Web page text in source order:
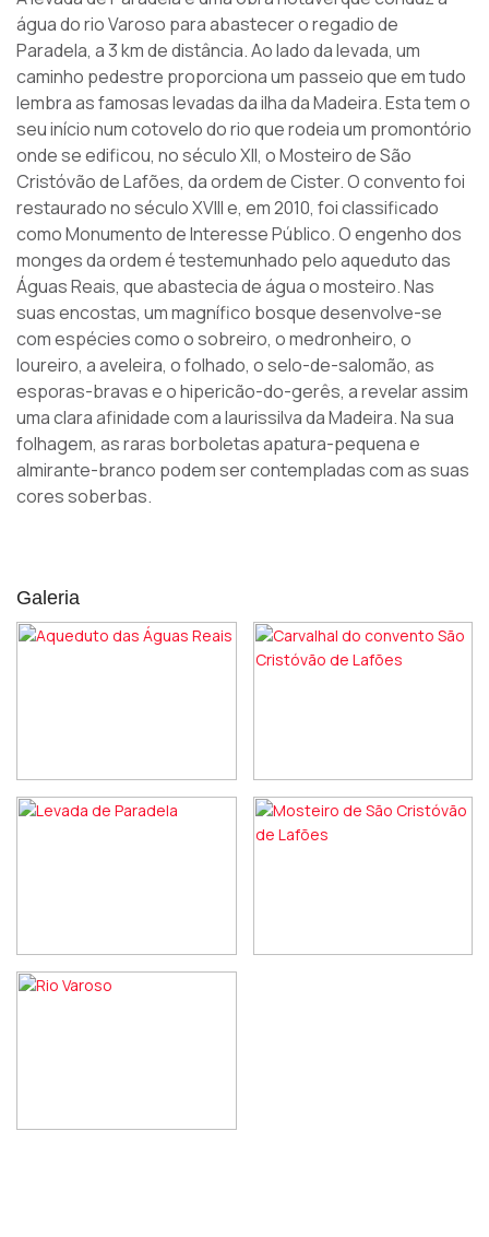
água do rio Varoso para abastecer o regadio de
Paradela, a 3 km de distância. Ao lado da levada, um
caminho pedestre proporciona um passeio que em tudo
lembra as famosas levadas da ilha da Madeira. Esta tem o
seu início num cotovelo do rio que rodeia um promontório
onde se edificou, no século XII, o Mosteiro de São
Cristóvão de Lafões, da ordem de Cister. O convento foi
restaurado no século XVIII e, em 2010, foi classificado
como Monumento de Interesse Público. O engenho dos
monges da ordem é testemunhado pelo aqueduto das
Águas Reais, que abastecia de água o mosteiro. Nas
suas encostas, um magnífico bosque desenvolve-se
com espécies como o sobreiro, o medronheiro, o
loureiro, a aveleira, o folhado, o selo-de-salomão, as
esporas-bravas e o hipericão-do-gerês, a revelar assim
uma clara afinidade com a laurissilva da Madeira. Na sua
folhagem, as raras borboletas apatura-pequena e
almirante-branco podem ser contempladas com as suas
cores soberbas.
Galeria